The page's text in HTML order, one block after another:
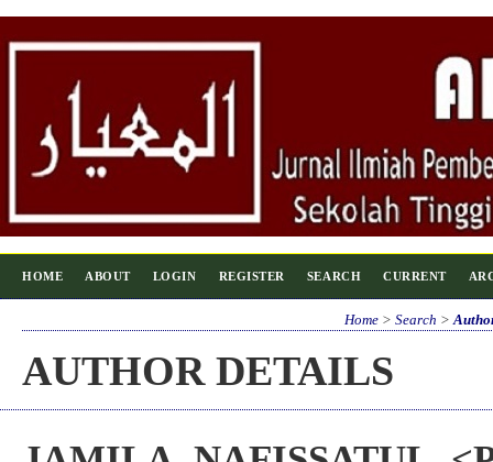
HOME ABOUT LOGIN REGISTER SEARCH CURRENT
Home> Search >
AUTHOR DETAILS